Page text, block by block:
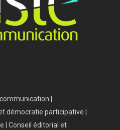
|
démocratie participative |
| Conseil éditorial et
Nos services
Nos références
Contact